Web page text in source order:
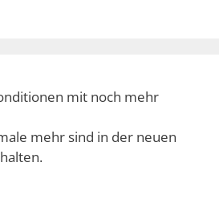
mit noch mehr
mehr sind in der neuen